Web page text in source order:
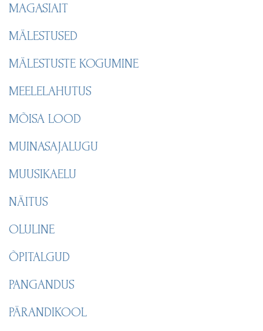
MAGASIAIT
MÄLESTUSED
MÄLESTUSTE KOGUMINE
MEELELAHUTUS
MÕISA LOOD
MUINASAJALUGU
MUUSIKAELU
NÄITUS
OLULINE
ÕPITALGUD
PANGANDUS
PÄRANDIKOOL